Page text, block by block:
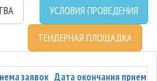
УСЛОВИЯ ПРОВЕДЕНИЯ
ТЕНДЕРНАЯ ПЛОЩАДКА
заявок Дата окончания приема